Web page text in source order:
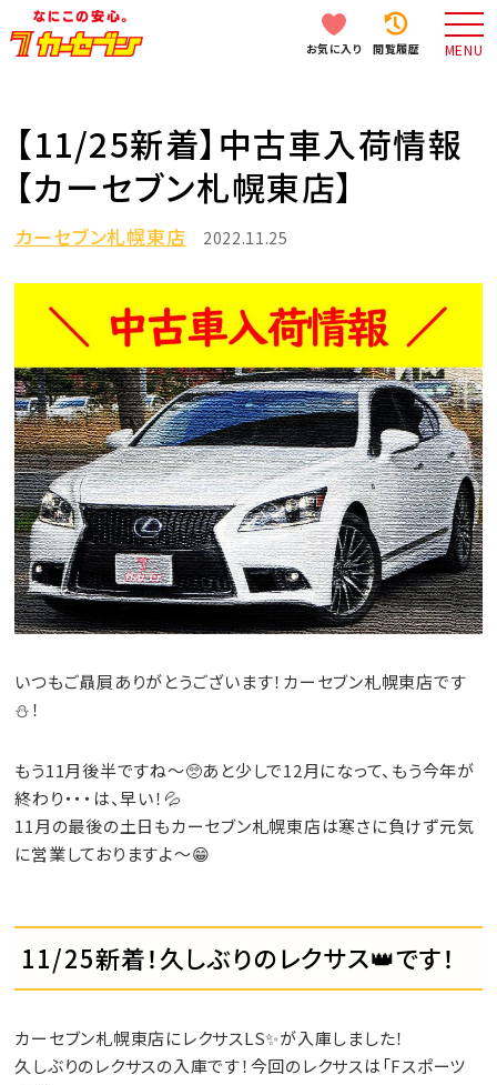
お気に入り 閲覧履歴 MENU
【11/25新着】中古車入荷情報
【カーセブン札幌東店】
カーセブン札幌東店 2022.11.25
いつもご贔屓ありがとうございます！カーセブン札幌東店です
⛄！
もう11月後半ですね～🥺あと少しで12月になって、もう今年が
終わり・・・は、早い！💦
11月の最後の土日もカーセブン札幌東店は寒さに負けず元気
に営業しておりますよ～😁
11/25新着！久しぶりのレクサス👑です！
カーセブン札幌東店にレクサスLS✨が入庫しました！
久しぶりのレクサスの入庫です！今回のレクサスは「Fスポーツ